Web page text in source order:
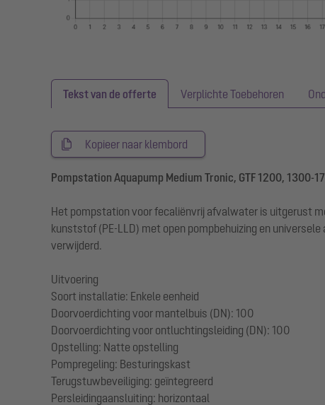
Tekst van de offerte Verplichte Toebehoren
Kopieer naar klembord
Pompstation Aquapump Medium Tronic, GTF 1200, 1300-
Het pompstation voor fecaliënvrij afvalwater is uitgerust
kunststof (PE-LLD) met open pompbehuizing en
verwijderd.
Uitvoering
Soort installatie: Enkele eenheid
Doorvoerdichting voor mantelbuis (DN): 100
Doorvoerdichting voor ontluchtingsleiding (DN): 100
Opstelling: Natte opstelling
Pompregeling: Besturingskast
Terugstuwbeveiliging: geïntegreerd
Persleidingaansluiting: horizontaal